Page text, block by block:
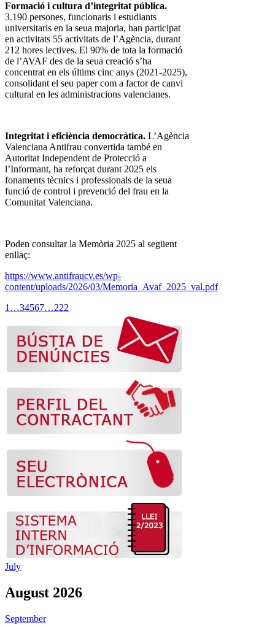
Formació i cultura d’integritat pública.
3.190 persones, funcionaris i estudiants
universitaris en la seua majoria, han participat
en activitats 55 activitats de l’Agència, durant
212 hores lectives. El 90% de tota la formació
de l’AVAF des de la seua creació s’ha
concentrat en els últims cinc anys (2021-2025),
consolidant el seu paper com a factor de canvi
cultural en les administracions valencianes.
Integritat i eficiència democràtica. L’Agència
Valenciana Antifrau convertida també en
Autoritat Independent de Protecció a
l’Informant, ha reforçat durant 2025 els
fonaments tècnics i professionals de la seua
funció de control i prevenció del frau en la
Comunitat Valenciana.
Poden consultar la Memòria 2025 al següent
enllaç:
https://www.antifraucv.es/wp-
content/uploads/2026/03/Memoria_Avaf_2025_val.pdf
1 …34567…222
July
August 2026
September